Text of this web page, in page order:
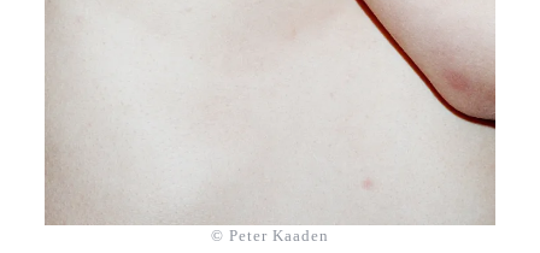
© Peter Kaaden